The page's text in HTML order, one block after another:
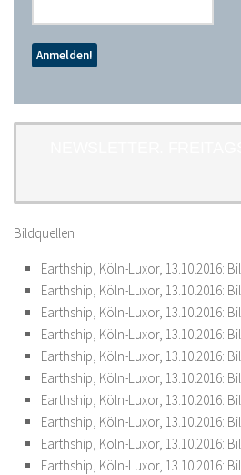
Bildquellen
Earthship, Köln-Luxor, 13.10.2016:
Earthship, Köln-Luxor, 13.10.2016:
Earthship, Köln-Luxor, 13.10.2016:
Earthship, Köln-Luxor, 13.10.2016:
Earthship, Köln-Luxor, 13.10.2016:
Earthship, Köln-Luxor, 13.10.2016:
Earthship, Köln-Luxor, 13.10.2016:
Earthship, Köln-Luxor, 13.10.2016:
Earthship, Köln-Luxor, 13.10.2016:
Earthship, Köln-Luxor, 13.10.2016: